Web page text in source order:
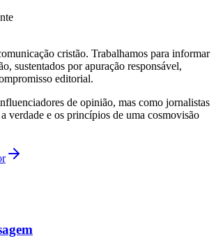
cristão. Trabalhamos para informar
sustentados por apuração responsável,
editorial.
de opinião, mas como jornalistas
verdade e os princípios de uma cosmovisão